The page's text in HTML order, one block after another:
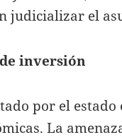
judicializar el
inversión
por el estado
La